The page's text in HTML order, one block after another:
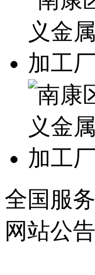
全国服
网站公告